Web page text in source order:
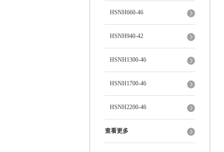
HSNH660-46
HSNH940-42
HSNH1300-46
HSNH1700-46
HSNH2200-46
查看更多